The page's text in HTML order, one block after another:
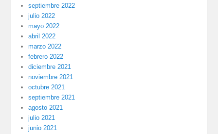
septiembre 2022
julio 2022
mayo 2022
abril 2022
marzo 2022
febrero 2022
diciembre 2021
noviembre 2021
octubre 2021
septiembre 2021
agosto 2021
julio 2021
junio 2021